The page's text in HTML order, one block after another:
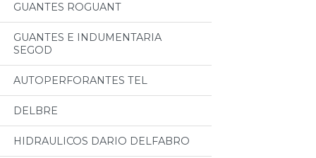
GUANTES ROGUANT
GUANTES E INDUMENTARIA
SEGOD
AUTOPERFORANTES TEL
DELBRE
HIDRAULICOS DARIO DELFABRO